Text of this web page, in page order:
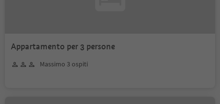
Appartamento per 3 persone
Massimo 3 ospiti